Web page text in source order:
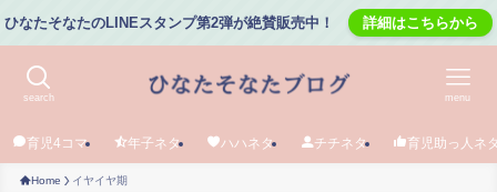
ひなたそなたのLINEスタンプ第2弾が絶賛販売中！ 詳細はこちらから
search menu
育児4コマ 年子ネタ ハハネタ チチネタ 育児助っ人ネ
Home イヤイヤ期